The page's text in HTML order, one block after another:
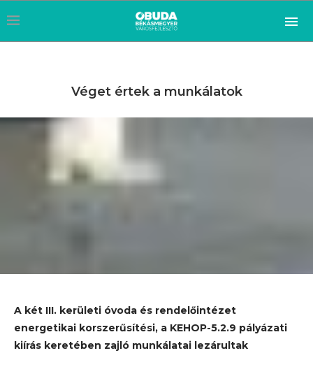
Véget értek a munkálatok
A két III. kerületi óvoda és rendelőintézet
energetikai korszerűsítési, a KEHOP-5.2.9 pályázati
kiírás keretében zajló munkálatai lezárultak